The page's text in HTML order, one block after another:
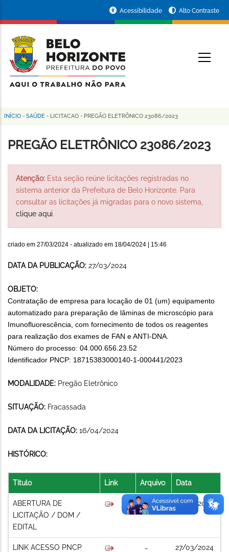
conteúdo
principal
da
Prefeitura
de
Horizonte
Acessibilidade Alto Contraste
Trilha
de
INÍCIO - SAÚDE - LICITACAO - PREGÃO ELETRÔNICO 23086/2023
PREGÃO ELETRÔNICO 23086/2023
Atenção: Esta seção reúne licitações registradas no
sistema anterior da Prefeitura de Belo Horizonte. Para
consultar as licitações já migradas para o novo sistema,
clique aqui.
criado em 27/03/2024 - atualizado em 18/04/2024 | 15:46
DATA DA PUBLICAÇÃO: 27/03/2024
OBJETO:
Contratação de empresa para locação de 01 (um) equipamento
automatizado para preparação de lâminas de microscópio para
Imunofluorescência, com fornecimento de todos os reagentes
para realização dos exames de FAN e ANTI-DNA.
Número do processo: 04.000.656.23.52
Identificador PNCP: 18715383000140-1-000441/2023
MODALIDADE: Pregão Eletrônico
SITUAÇÃO: Fracassada
DATA DA LICITAÇÃO: 16/04/2024
HISTÓRICO:
Título Link Arquivo Data
ABERTURA DE
LICITAÇÃO / DOM /
EDITAL
27/03/2024
LINK ACESSO PNCP 27/03/2024